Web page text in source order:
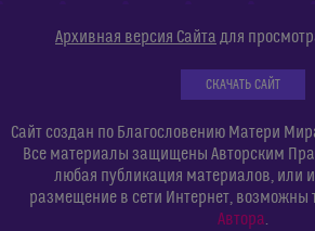
Архивная версия Сайта для
СКАЧАТЬ САЙТ
Сайт создан по Благословению Матери
Все материалы защищены Авторским
любая публикация материалов, или
размещение в сети Интернет, возможны
Автора.